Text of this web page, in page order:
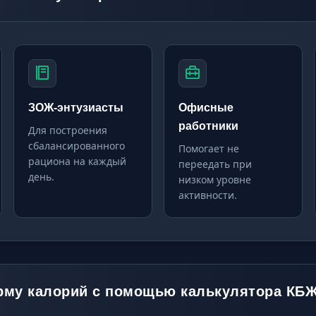
ЗОЖ-энтузиасты
Для построения
сбалансированного
рациона на каждый
день.
Офисные
работники
Помогает не
переедать при
низком уровне
активности.
калорий с помощью калькулятора